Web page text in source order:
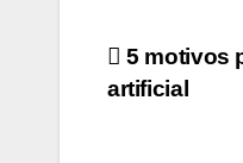
5 motivos
artificial